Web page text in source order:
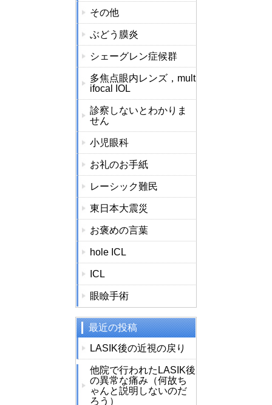
その他
ぶどう膜炎
シェーグレン症候群
多焦点眼内レンズ，mult
ifocal IOL
診察しないとわかりま
せん
小児眼科
お礼のお手紙
レーシック難民
東日本大震災
お褒めの言葉
hole ICL
ICL
眼瞼手術
最近の投稿
LASIK後の近視の戻り
他院で行われたLASIK後
の異常な痛み（何故ち
ゃんと説明しないのだ
ろう）